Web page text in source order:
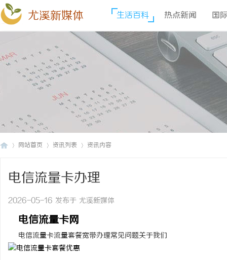
尤溪新媒体 生活百科 热点新闻 国
网站首页 资讯列表 资讯内容
电信流量卡办理
2026-05-16 发布于 尤溪新媒体
电信流量卡网
电信流量卡流量套餐宽带办理常见问题关于我们